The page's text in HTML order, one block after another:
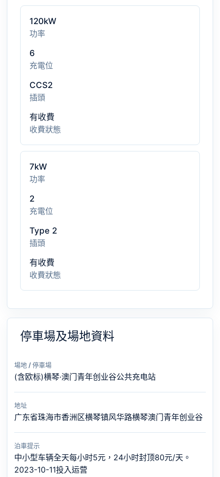
120kW
功率
6
充電位
CCS2
插頭
有收費
收費狀態
7kW
功率
2
充電位
Type 2
插頭
有收費
收費狀態
停車場及場地資料
場地 / 停車場
(含欧标)横琴·澳门青年创业谷公共充电站
地址
广东省珠海市香洲区横琴镇风华路横琴澳门青年创业谷
泊車提示
中小型车辆全天每小时5元，24小时封顶80元/天。
2023-10-11投入运营